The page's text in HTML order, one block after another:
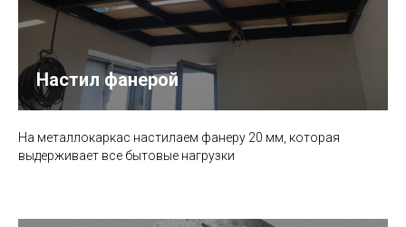
Настил фанерой
На металлокаркас настилаем фанеру 20 мм, которая
выдерживает все бытовые нагрузки